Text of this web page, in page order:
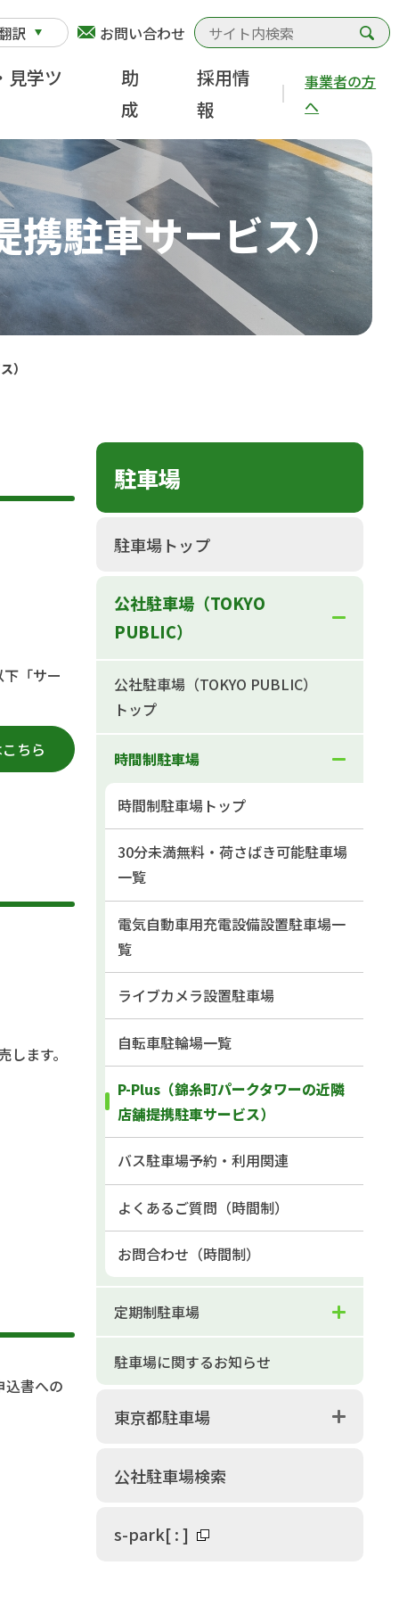
訳 お問い合わせ
見学ツ
助
成
採用情
報
事業者の方
へ
携駐車サービス）
）
「サー
ちら
ます。
書への
駐車場
駐車場トップ
公社駐車場（TOKYO
PUBLIC）
公社駐車場（TOKYO PUBLIC）
トップ
時間制駐車場
時間制駐車場トップ
30分未満無料・荷さばき可能駐車場
一覧
電気自動車用充電設備設置駐車場一
覧
ライブカメラ設置駐車場
自転車駐輪場一覧
P-Plus（錦糸町パークタワーの近隣
店舗提携駐車サービス）
バス駐車場予約・利用関連
よくあるご質問（時間制）
お問合わせ（時間制）
定期制駐車場
駐車場に関するお知らせ
東京都駐車場
公社駐車場検索
s-park[:]